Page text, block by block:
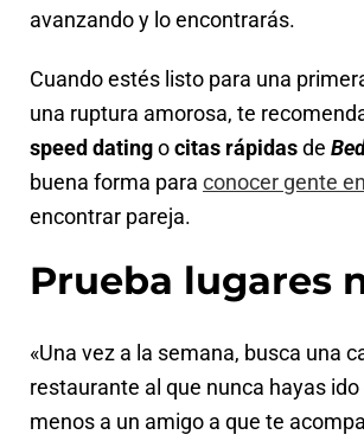
avanzando y lo encontrarás.
Cuando estés listo para una
una ruptura amorosa, te
speed datingocitas rápidasde
buena forma para conocer gente
encontrar pareja.
Prueba lugares
«Una vez a la semana, busca una
restaurante al que nunca hayas ido
menos a un amigo a que te